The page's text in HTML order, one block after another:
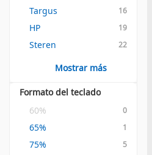
Targus 16
HP 19
Steren 22
Mostrar más
Formato del teclado
60%
0
65% 1
75% 5